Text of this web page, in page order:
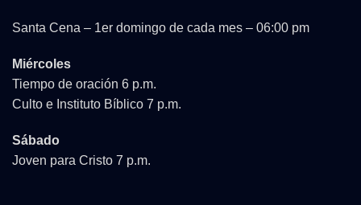
Santa Cena – 1er domingo de cada mes – 06:00 pm
Miércoles
Tiempo de oración 6 p.m.
Culto e Instituto Bíblico 7 p.m.
Sábado
Joven para Cristo 7 p.m.